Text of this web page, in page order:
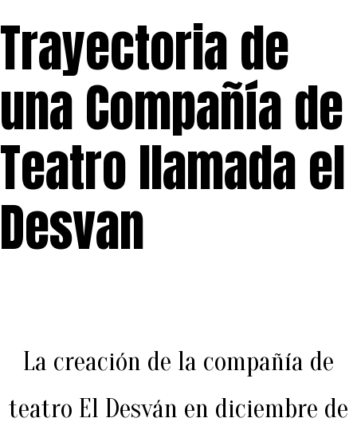
Trayectoria de
unaCompañía de
Teatro llamada el
Desvan
La creación de la compañía de
teatro El Desván en diciembre de